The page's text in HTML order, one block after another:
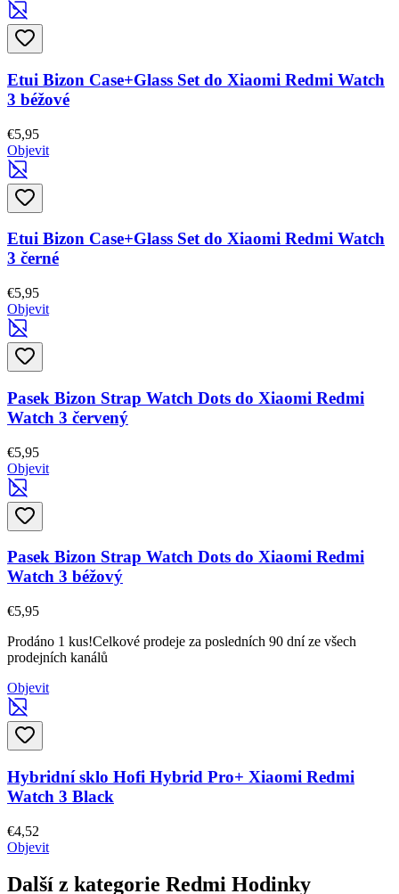
Etui Bizon Case+Glass Set do Xiaomi Redmi Watch
3 béžové
€5,95
Objevit
Etui Bizon Case+Glass Set do Xiaomi Redmi Watch
3 černé
€5,95
Objevit
Pasek Bizon Strap Watch Dots do Xiaomi Redmi
Watch 3 červený
€5,95
Objevit
Pasek Bizon Strap Watch Dots do Xiaomi Redmi
Watch 3 béžový
€5,95
Prodáno 1 kus!Celkové prodeje za posledních 90 dní ze všech
prodejních kanálů
Objevit
Hybridní sklo Hofi Hybrid Pro+ Xiaomi Redmi
Watch 3 Black
€4,52
Objevit
Další z kategorie Redmi Hodinky